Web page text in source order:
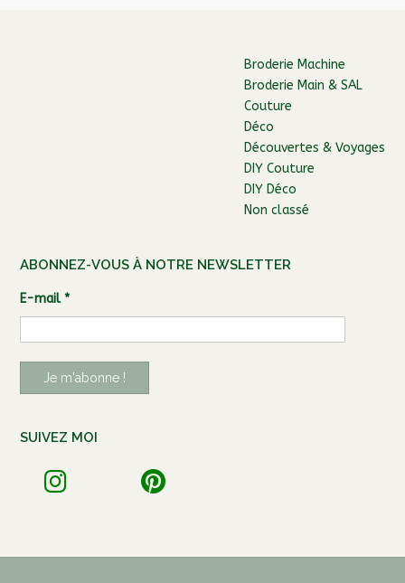
Broderie Machine
Broderie Main & SAL
Couture
Déco
Découvertes & Voyages
DIY Couture
DIY Déco
Non classé
ABONNEZ-VOUS À NOTRE NEWSLETTER
E-mail *
SUIVEZ MOI